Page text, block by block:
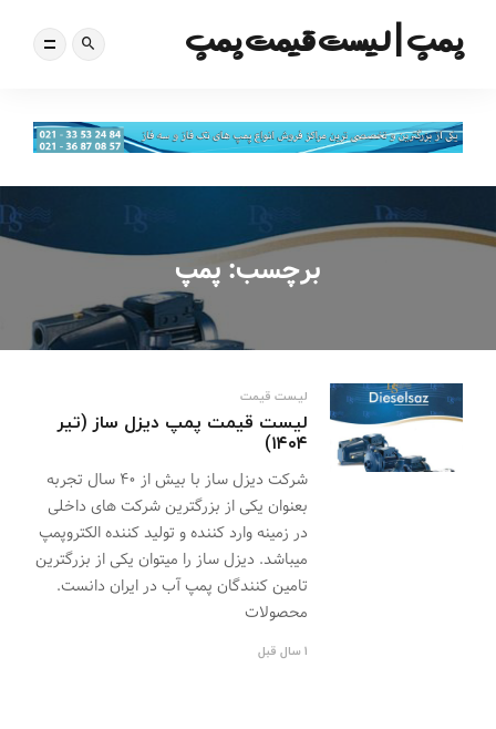
پمپ | لیست قیمت پمپ
برچسب: پمپ
لیست قیمت
لیست قیمت پمپ دیزل ساز (تیر
۱۴۰۴)
شرکت دیزل ساز با بیش از ۴۰ سال تجربه
بعنوان یکی از بزرگترین شرکت های داخلی
در زمینه وارد کننده و تولید کننده الکتروپمپ
میباشد. دیزل ساز را میتوان یکی از بزرگترین
تامین کنندگان پمپ آب در ایران دانست.
محصولات
1 سال قبل